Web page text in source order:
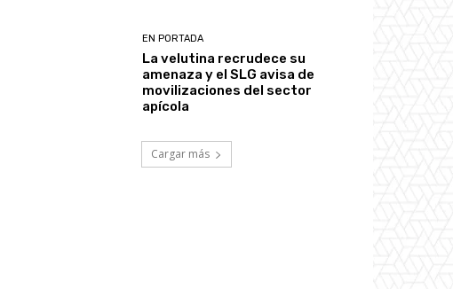
EN PORTADA
La velutina recrudece su
amenaza y el SLG avisa de
movilizaciones del sector
apícola
Cargar más